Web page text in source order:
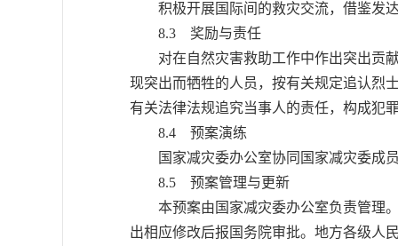
积极开展国际间的救灾交流，借鉴发达
8.3 奖励与责任
对在自然灾害救助工作中作出突出贡献
现突出而牺牲的人员，按有关规定追认烈
有关法律法规追究当事人的责任，构成犯
8.4 预案演练
国家减灾委办公室协同国家减灾委成员
8.5 预案管理与更新
本预案由国家减灾委办公室负责管理。
出相应修改后报国务院审批。地方各级人